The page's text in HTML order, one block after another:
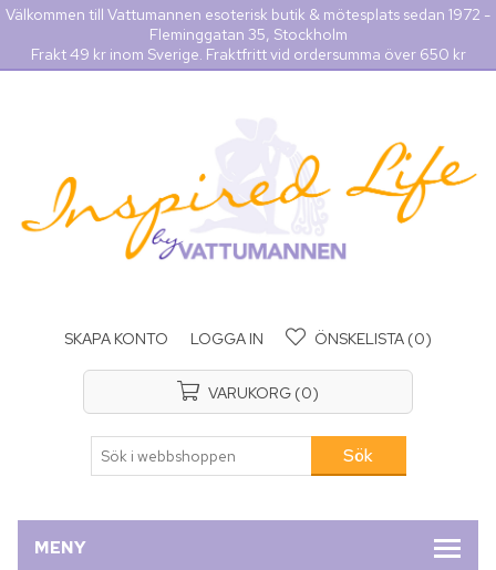
Välkommen till Vattumannen esoterisk butik & mötesplats sedan 1972 -
Fleminggatan 35, Stockholm
Frakt 49 kr inom Sverige. Fraktfritt vid ordersumma över 650 kr
SKAPA KONTO LOGGA IN ÖNSKELISTA (0)
VARUKORG (0)
MENY